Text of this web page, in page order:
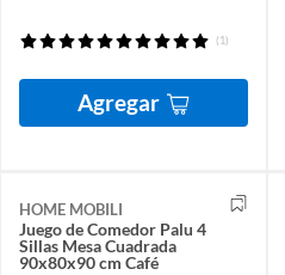
(1)
Agregar
HOME MOBILI
Juego de Comedor Palu 4
Sillas Mesa Cuadrada
90x80x90 cm Café